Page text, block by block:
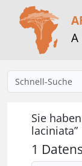
Sie
laciniata”
1